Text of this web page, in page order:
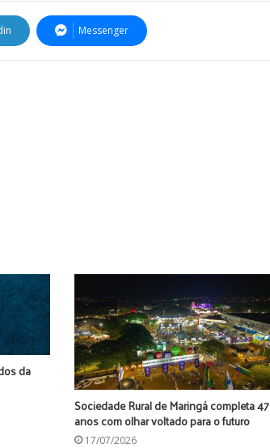
Messenger
da
Sociedade Rural de Maringá completa 47
anos com olhar voltado para o futuro
17/07/2026